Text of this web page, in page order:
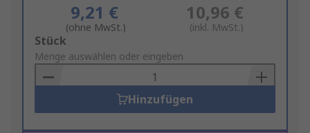
9,21 €
(ohne MwSt.)
10,96 €
(inkl. MwSt.)
Add
to
Basket
Stück
Menge auswählen oder eingeben
Hinzufügen